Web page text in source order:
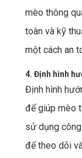
mèo thông
toàn và kỹ
một cách an
4. Định hình
Định hình
để giúp mèo
sử dụng
để theo dõi